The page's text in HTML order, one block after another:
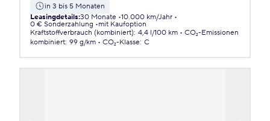
in 3 bis 5 Monaten
Leasingdetails:30 Monate 10.000 km/Jahr
0 € Sonderzahlung
mit Kaufoption
Kraftstoffverbrauch (kombiniert): 4,4 l/100 km
CO₂-Emissionen
kombiniert: 99 g/km CO₂-Klasse: C